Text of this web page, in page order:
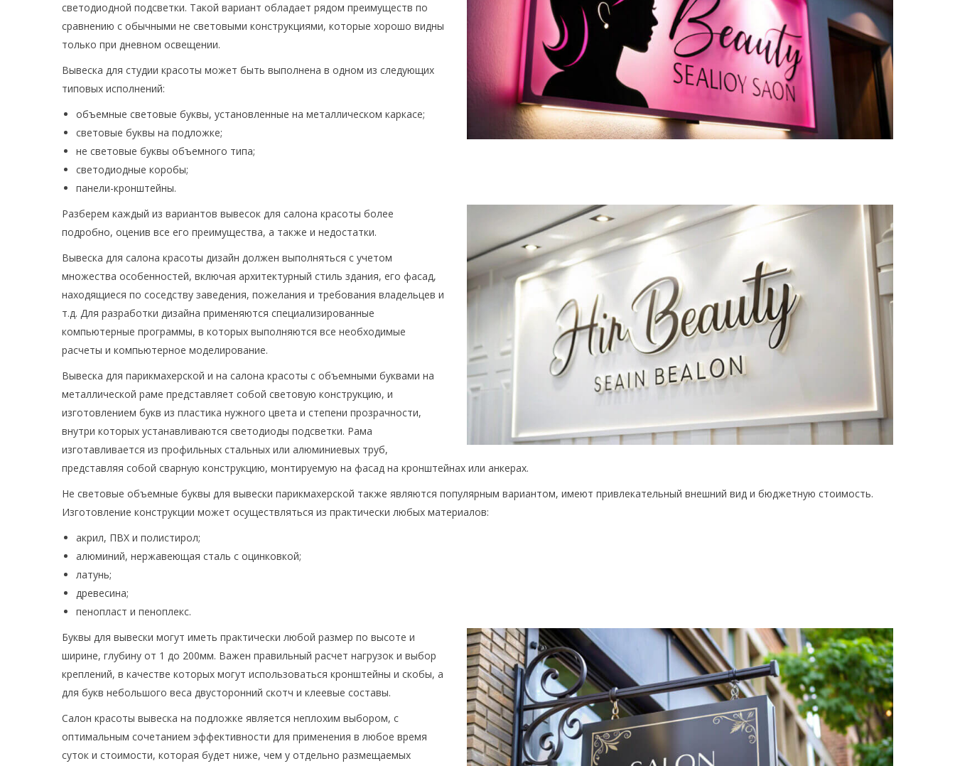
светодиодной подсветки. Такой вариант обладает рядом преимуществ по
сравнению с обычными не световыми конструкциями, которые хорошо видны
только при дневном освещении.
Вывеска для студии красоты может быть выполнена в одном из следующих
типовых исполнений:
объемные световые буквы, установленные на металлическом каркасе;
световые буквы на подложке;
не световые буквы объемного типа;
светодиодные коробы;
панели-кронштейны.
Разберем каждый из вариантов вывесок для салона красоты более
подробно, оценив все его преимущества, а также и недостатки.
Вывеска для салона красоты дизайн должен выполняться с учетом
множества особенностей, включая архитектурный стиль здания, его фасад,
находящиеся по соседству заведения, пожелания и требования владельцев и
т.д. Для разработки дизайна применяются специализированные
компьютерные программы, в которых выполняются все необходимые
расчеты и компьютерное моделирование.
Вывеска для парикмахерской и на салона красоты с объемными буквами на
металлической раме представляет собой световую конструкцию, и
изготовлением букв из пластика нужного цвета и степени прозрачности,
внутри которых устанавливаются светодиоды подсветки. Рама
изготавливается из профильных стальных или алюминиевых труб,
представляя собой сварную конструкцию, монтируемую на фасад на кронштейнах или анкерах.
Не световые объемные буквы для вывески парикмахерской также являются популярным вариантом, имеют привлекательный внешний вид и бюджетную стоимость.
Изготовление конструкции может осуществляться из практически любых материалов:
акрил, ПВХ и полистирол;
алюминий, нержавеющая сталь с оцинковкой;
латунь;
древесина;
пенопласт и пеноплекс.
Буквы для вывески могут иметь практически любой размер по высоте и
ширине, глубину от 1 до 200мм. Важен правильный расчет нагрузок и выбор
креплений, в качестве которых могут использоваться кронштейны и скобы, а
для букв небольшого веса двусторонний скотч и клеевые составы.
Салон красоты вывеска на подложке является неплохим выбором, с
оптимальным сочетанием эффективности для применения в любое время
суток и стоимости, которая будет ниже, чем у отдельно размещаемых